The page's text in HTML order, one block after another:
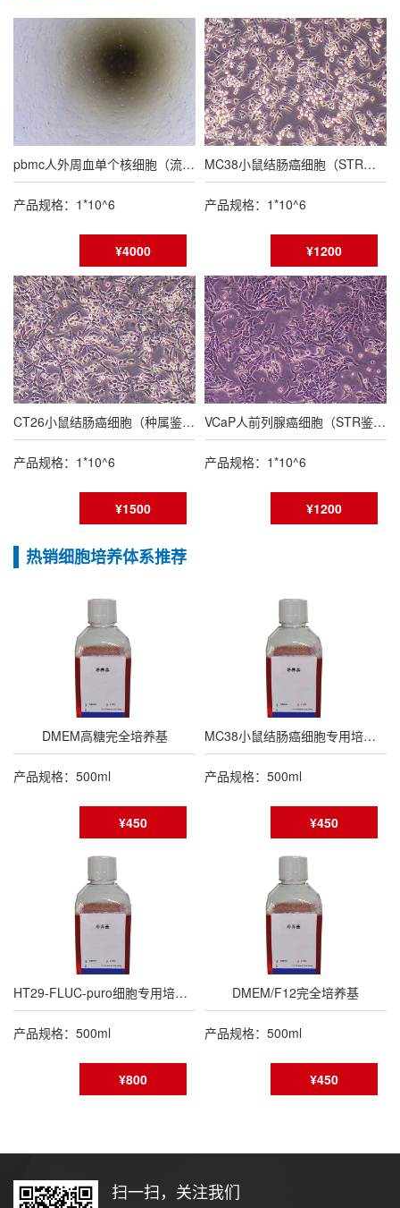
pbmc人外周血单个核细胞（流式鉴定报告）
产品规格：1*10^6
¥4000
MC38小鼠结肠癌细胞（STR鉴定报告/种属鉴定报告）
产品规格：1*10^6
¥1200
CT26小鼠结肠癌细胞（种属鉴定报告/STR鉴定报告）
产品规格：1*10^6
¥1500
VCaP人前列腺癌细胞（STR鉴定报告）
产品规格：1*10^6
¥1200
热销细胞培养体系推荐
DMEM高糖完全培养基
产品规格：500ml
¥450
MC38小鼠结肠癌细胞专用培养基
产品规格：500ml
¥450
HT29-FLUC-puro细胞专用培养基
产品规格：500ml
¥800
DMEM/F12完全培养基
产品规格：500ml
¥450
扫一扫，关注我们